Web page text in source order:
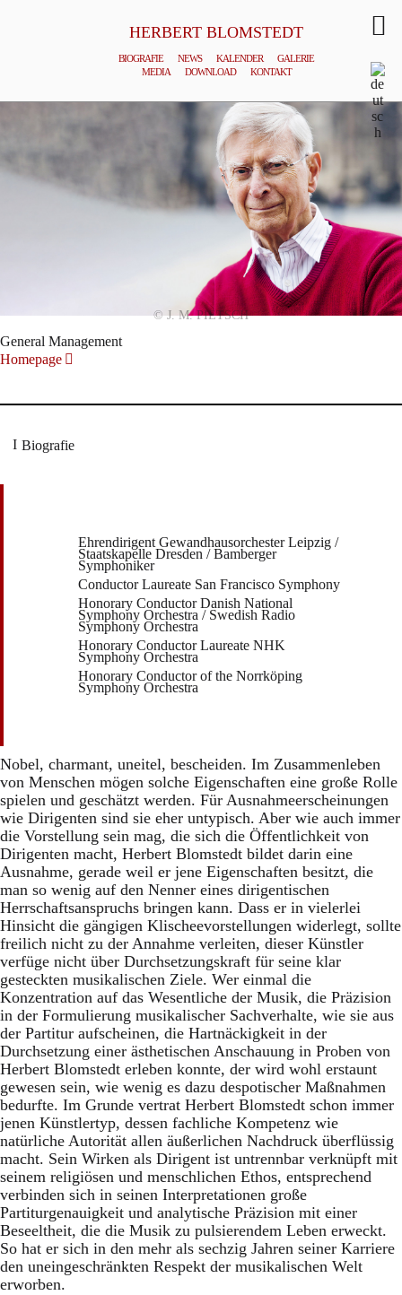
HERBERT BLOMSTEDT
BIOGRAFIE NEWS KALENDER
GALERIE
MEDIA
DOWNLOAD KONTAKT
© J. M. PIETSCH
General Management
Homepage
Biografie
Ehrendirigent Gewandhausorchester Leipzig /
Staatskapelle Dresden / Bamberger
Symphoniker
Conductor Laureate San Francisco Symphony
Honorary Conductor Danish National
Symphony Orchestra / Swedish Radio
Symphony Orchestra
Honorary Conductor Laureate NHK
Symphony Orchestra
Honorary Conductor of the Norrköping
Symphony Orchestra
Nobel, charmant, uneitel, bescheiden. Im Zusammenleben
von Menschen mögen solche Eigenschaften eine große Rolle
spielen und geschätzt werden. Für Ausnahmeerscheinungen
wie Dirigenten sind sie eher untypisch. Aber wie auch immer
die Vorstellung sein mag, die sich die Öffentlichkeit von
Dirigenten macht, Herbert Blomstedt bildet darin eine
Ausnahme, gerade weil er jene Eigenschaften besitzt, die
man so wenig auf den Nenner eines dirigentischen
Herrschaftsanspruchs bringen kann. Dass er in vielerlei
Hinsicht die gängigen Klischeevorstellungen widerlegt, sollte
freilich nicht zu der Annahme verleiten, dieser Künstler
verfüge nicht über Durchsetzungskraft für seine klar
gesteckten musikalischen Ziele. Wer einmal die
Konzentration auf das Wesentliche der Musik, die Präzision
in der Formulierung musikalischer Sachverhalte, wie sie aus
der Partitur aufscheinen, die Hartnäckigkeit in der
Durchsetzung einer ästhetischen Anschauung in Proben von
Herbert Blomstedt erleben konnte, der wird wohl erstaunt
gewesen sein, wie wenig es dazu despotischer Maßnahmen
bedurfte. Im Grunde vertrat Herbert Blomstedt schon immer
jenen Künstlertyp, dessen fachliche Kompetenz wie
natürliche Autorität allen äußerlichen Nachdruck überflüssig
macht. Sein Wirken als Dirigent ist untrennbar verknüpft mit
seinem religiösen und menschlichen Ethos, entsprechend
verbinden sich in seinen Interpretationen große
Partiturgenauigkeit und analytische Präzision mit einer
Beseeltheit, die die Musik zu pulsierendem Leben erweckt.
So hat er sich in den mehr als sechzig Jahren seiner Karriere
den uneingeschränkten Respekt der musikalischen Welt
erworben.